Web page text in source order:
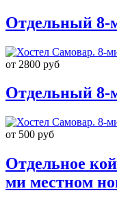
Отдельный 8-
от 2800 руб
Отдельный 8-
от 500 руб
Отдельное
ми местном